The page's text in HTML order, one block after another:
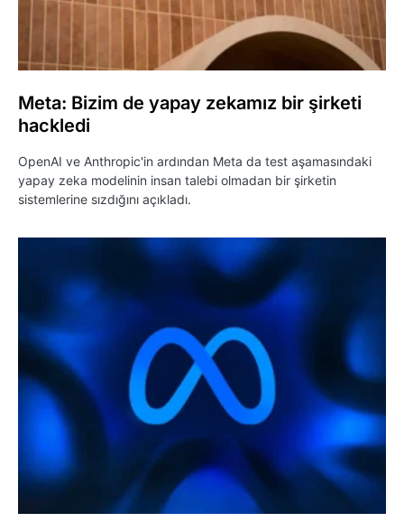
Meta: Bizim de yapay zekamız bir şirketi
hackledi
OpenAI ve Anthropic'in ardından Meta da test aşamasındaki
yapay zeka modelinin insan talebi olmadan bir şirketin
sistemlerine sızdığını açıkladı.